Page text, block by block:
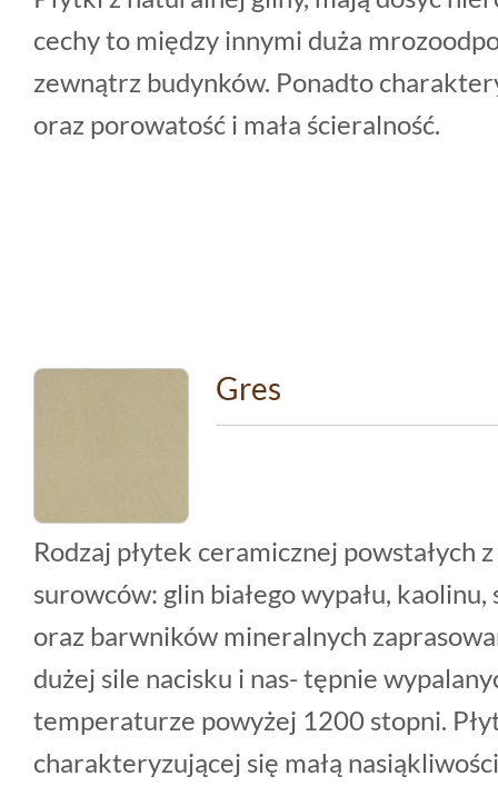
cechy to między innymi duża
zewnątrz budynków. Ponadto
oraz porowatość i mała ścieralność.
Gres
Rodzaj płytek ceramicznej powstałych
surowców: glin białego wypału,
oraz barwników mineralnych
dużej sile nacisku i nas- tępnie
temperaturze powyżej 1200 stopni.
charakteryzującej się małą